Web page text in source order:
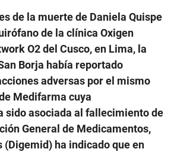
de la muerte de Daniela Quispe
de la clínica Oxigen
O2 del Cusco, en Lima, la
Borja había reportado
adversas por el mismo
Medifarma cuya
sido asociada al fallecimiento de
General de Medicamentos,
(Digemid) ha indicado que en